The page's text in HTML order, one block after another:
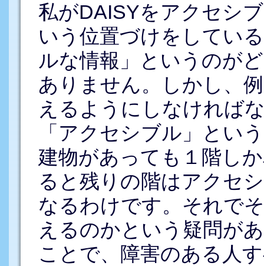
私がDAISYをアクセシ
いう位置づけをしてい
ルな情報」というのが
ありません。しかし、
えるようにしなければ
「アクセシブル」とい
建物があっても１階し
ると残りの階はアクセ
なるわけです。それで
えるのかという疑問が
ことで、障害のある人